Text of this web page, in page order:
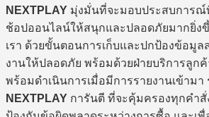
NEXTPLAY มุ่งมั่นที่จะมอบประสบการ
ช้อปออนไลน์ให้สนุกและปลอดภัยมากยิ่ง
เรา ด้วยขั้นตอนการเก็บและปกป้องข้อมู
งานให้ปลอดภัย พร้อมด้วยฝ่ายบริการลูก
พร้อมดำเนินการเมื่อมีการรายงานเข้ามา
NEXTPLAY การันตี ที่จะคุ้มครองทุกคำสั่